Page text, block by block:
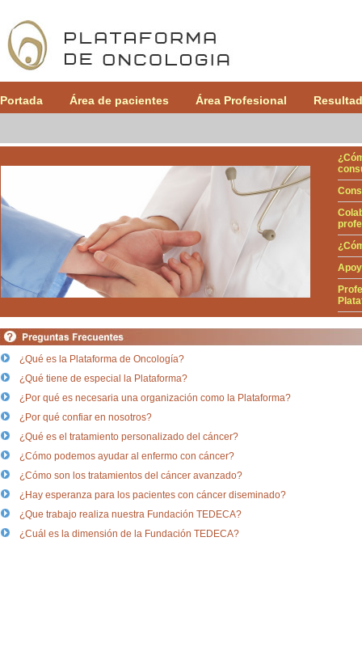
Portada Área de pacientes Área Profesional
¿Qué es la Plataforma de Oncología?
¿Qué tiene de especial la Plataforma?
¿Por qué es necesaria una organización como la Plataforma?
¿Por qué confiar en nosotros?
¿Qué es el tratamiento personalizado del cáncer?
¿Cómo podemos ayudar al enfermo con cáncer?
¿Cómo son los tratamientos del cáncer avanzado?
¿Hay esperanza para los pacientes con cáncer diseminado?
¿Que trabajo realiza nuestra Fundación TEDECA?
¿Cuál es la dimensión de la Fundación TEDECA?